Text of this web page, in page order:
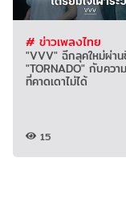
# ข่าวเพลงไทย
"VVV" ฉีกลุคใหม่ผ่าน
"TORNADO" กับควา
ที่คาดเดาไม่ได้
15